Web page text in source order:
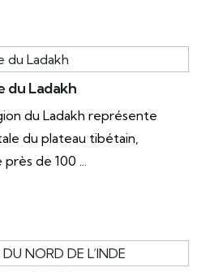
du Ladakh
du Ladakh représente
du plateau tibétain,
de 100 ...